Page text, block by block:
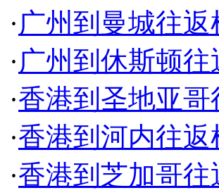
·广州到曼城往返
·广州到休斯顿往
·香港到圣地亚哥
·香港到河内往返
·香港到芝加哥往